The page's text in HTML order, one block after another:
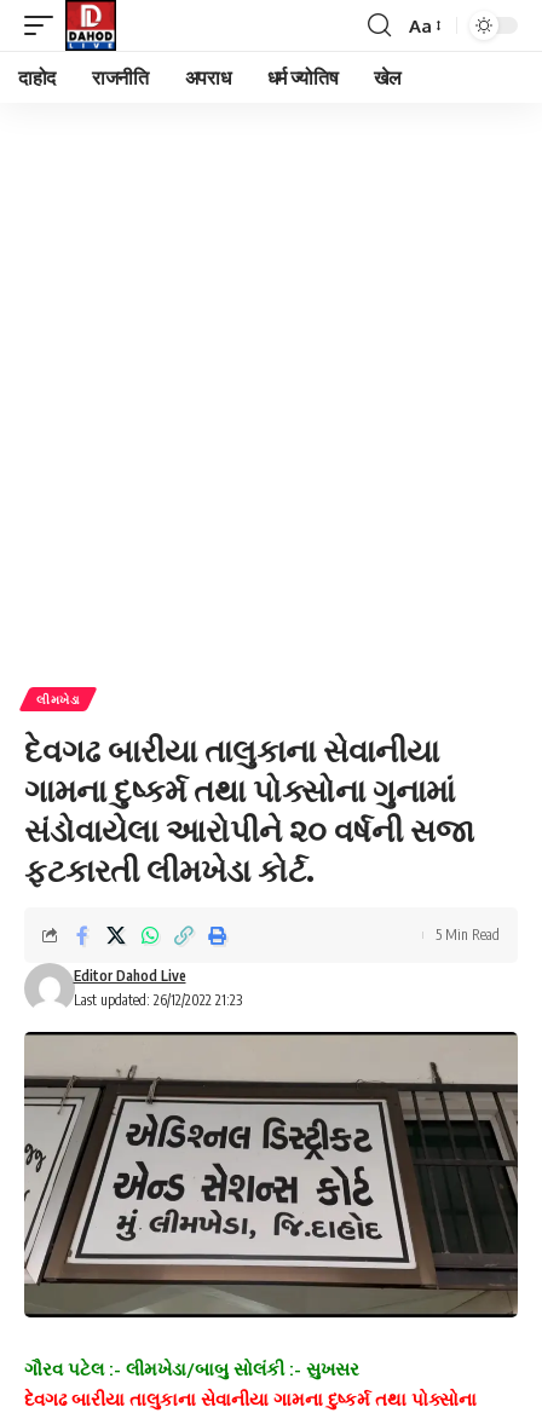
Font
Aa
दाहोद राजनीति अपराध धर्म ज्योतिष खेल
લીમખેડા
દેવગઢ બારીયા તાલુકાના સેવાનીયા
ગામના દુષ્કર્મ તથા પોક્સોના ગુનામાં
સંડોવાયેલા આરોપીને ૨૦ વર્ષની સજા
ફટકારતી લીમખેડા કોર્ટ.
Last updated: 26/12/2022 21:23
Editor Dahod Live
5 Min Read
ગૌરવ પટેલ :- લીમખેડા/બાબુ સોલંકી :- સુખસર
દેવગઢ બારીયા તાલુકાના સેવાનીયા ગામના દુષ્કર્મ તથા પોક્સોના